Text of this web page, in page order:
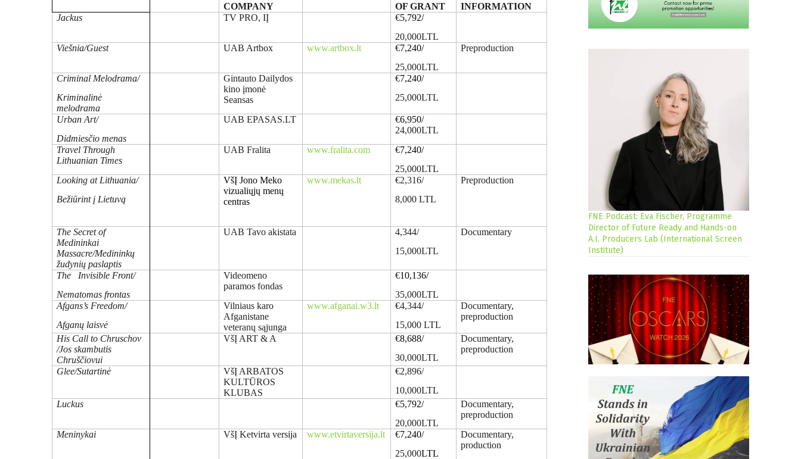
COMPANY
OF GRANT
INFORMATION
Jackus
TV PRO, IĮ €5,792/
20,000LTL
Viešnia/Guest
UAB Artbox www.artbox.lt €7,240/
25,000LTL
Preproduction
Criminal Melodrama/
Kriminalinė
melodrama
Gintauto Dailydos
kino įmonė
Seansas
€7,240/
25,000LTL
Urban Art/
Didmiesčio menas
UAB EPASAS.LT €6,950/
24,000LTL
Travel Through
Lithuanian Times
UAB Fralita www.fralita.com €7,240/
25,000LTL
Looking at Lithuania/
Bežiūrint į Lietuvą
VšĮ Jono Meko
vizualiųjų menų
centras
www.mekas.lt €2,316/
8,000 LTL
Preproduction
The Secret of
Medininkai
Massacre/Medininkų
žudynių paslaptis
UAB Tavo akistata
4,344/
15,000LTL
Documentary
The Invisible Front/
Nematomas frontas
Videomeno
paramos fondas
€10,136/
35,000LTL
Afgans’s Freedom/
Afganų laisvė
Vilniaus karo
Afganistane
veteranų sąjunga
www.afganai.w3.lt
€4,344/
15,000 LTL
Documentary,
preproduction
His Call to Chruschov
/Jos skambutis
Chruščiovui
VšĮ ART & A €8,688/
30,000LTL
Documentary,
preproduction
Glee/Sutartinė
VšĮ ARBATOS
KULTŪROS
KLUBAS
€2,896/
10,000LTL
Luckus
€5,792/
20,000LTL
Documentary,
preproduction
Meninykai
VšĮ Ketvirta versija www.etvirtaversija.lt €7,240/
25,000LTL
Documentary,
production
FNE Podcast: Eva Fischer, Programme
Director of Future Ready and Hands-on
A.I. Producers Lab (International Screen
Institute)